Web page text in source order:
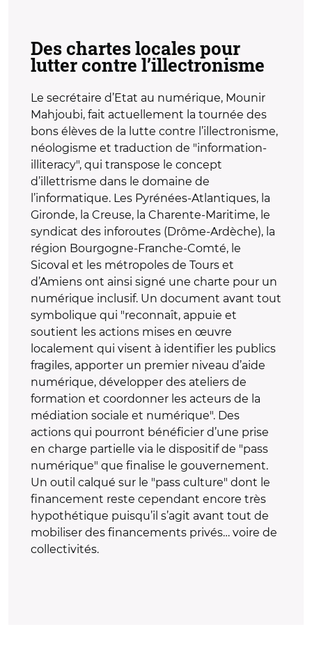
Des chartes locales pour
lutter contre l’illectronisme
Le secrétaire d’Etat au numérique, Mounir
Mahjoubi, fait actuellement la tournée des
bons élèves de la lutte contre l’illectronisme,
néologisme et traduction de "information-
illiteracy", qui transpose le concept
d’illettrisme dans le domaine de
l’informatique. Les Pyrénées-Atlantiques, la
Gironde, la Creuse, la Charente-Maritime, le
syndicat des inforoutes (Drôme-Ardèche), la
région Bourgogne-Franche-Comté, le
Sicoval et les métropoles de Tours et
d’Amiens ont ainsi signé une charte pour un
numérique inclusif. Un document avant tout
symbolique qui "reconnaît, appuie et
soutient les actions mises en œuvre
localement qui visent à identifier les publics
fragiles, apporter un premier niveau d’aide
numérique, développer des ateliers de
formation et coordonner les acteurs de la
médiation sociale et numérique". Des
actions qui pourront bénéficier d’une prise
en charge partielle via le dispositif de "pass
numérique" que finalise le gouvernement.
Un outil calqué sur le "pass culture" dont le
financement reste cependant encore très
hypothétique puisqu’il s’agit avant tout de
mobiliser des financements privés… voire de
collectivités.